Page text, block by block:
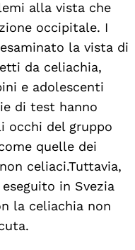
alla vista che
occipitale. I
la vista di
da celiachia,
e adolescenti
di test hanno
occhi del gruppo
quelle dei
celiaci. Tuttavia,
in Svezia
la celiachia non